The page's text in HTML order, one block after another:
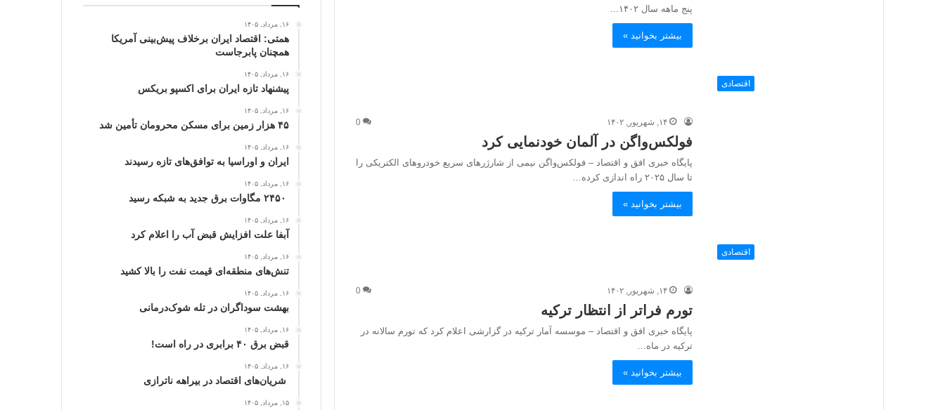
اقتصادی
پنج ماهه سال ۱۴۰۲…
بیشتر بخوانید »
اقتصادی
۱۴, شهریور, ۱۴۰۲ 0
فولکس‌واگن در آلمان خودنمایی کرد
پایگاه خبری افق و اقتصاد – فولکس‌واگن نیمی از شارژرهای سریع خودروهای الکتریکی را
تا سال ۲۰۲۵ راه اندازی کرده…
بیشتر بخوانید »
۱۴, شهریور, ۱۴۰۲ 0
تورم فراتر از انتظار ترکیه
پایگاه خبری افق و اقتصاد – موسسه آمار ترکیه در گزارشی اعلام کرد که تورم سالانه در
ترکیه در ماه…
بیشتر بخوانید »
۱۶, مرداد, ۱۴۰۵
همتی: اقتصاد ایران برخلاف پیش‌بینی آمریکا
همچنان پابرجاست
۱۶, مرداد, ۱۴۰۵
پیشنهاد تازه ایران برای اکسپو بریکس
۱۶, مرداد, ۱۴۰۵
۴۵ هزار زمین برای مسکن محرومان تأمین شد
۱۶, مرداد, ۱۴۰۵
ایران و اوراسیا به توافق‌های تازه رسیدند
۱۶, مرداد, ۱۴۰۵
۱۶, مرداد, ۱۴۰۵
آبفا علت افزایش قبض آب را اعلام کرد
۱۶, مرداد, ۱۴۰۵
تنش‌های منطقه‌ای قیمت نفت را بالا کشید
۱۶, مرداد, ۱۴۰۵
بهشت سوداگران در تله شوک‌درمانی
۱۶, مرداد, ۱۴۰۵
قبض برق ۴۰ برابری در راه است!
۱۶, مرداد, ۱۴۰۵
شریان‌های اقتصاد در بیراهه ناترازی
۱۵, مرداد, ۱۴۰۵